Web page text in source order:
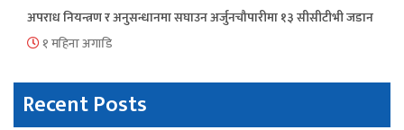
अपराध नियन्त्रण र अनुसन्धानमा सघाउन अर्जुनचौपारीमा १३ सीसीटीभी जडान
१ महिना अगाडि
Recent Posts